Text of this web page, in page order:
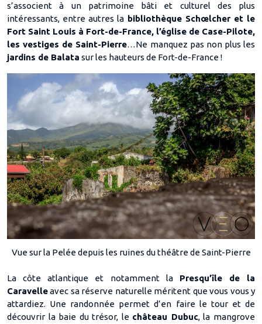
s’associent à un patrimoine bâti et culturel des plus
intéressants, entre autres la bibliothèque Schœlcher et le
Fort Saint Louis à Fort-de-France, l’église de Case-Pilote,
les vestiges de Saint-Pierre…Ne manquez pas non plus les
jardins de Balata sur les hauteurs de Fort-de-France !
Vue sur la Pelée depuis les ruines du théâtre de Saint-Pierre
La côte atlantique et notamment la Presqu’île de la
Caravelleavec sa réserve naturelle méritent que vous vous y
attardiez. Une randonnée permet d’en faire le tour et de
découvrir la baie du trésor, le château Dubuc, la mangrove